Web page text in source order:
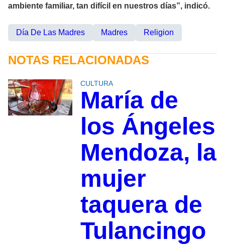
ambiente familiar, tan difícil en nuestros días”, indicó.
Día De Las Madres Madres Religion
NOTAS RELACIONADAS
CULTURA
María de
los Ángeles
Mendoza, la
mujer
taquera de
Tulancingo